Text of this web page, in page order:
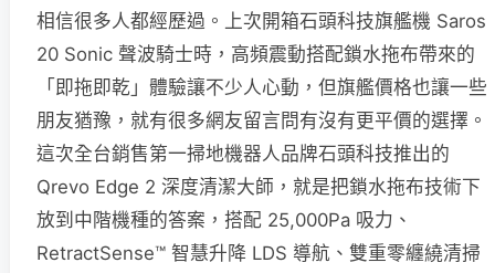
相信很多人都經歷過。上次開箱石頭科技旗艦機 Saros
20 Sonic 聲波騎士時，高頻震動搭配鎖水拖布帶來的
「即拖即乾」體驗讓不少人心動，但旗艦價格也讓一些
朋友猶豫，就有很多網友留言問有沒有更平價的選擇。
這次全台銷售第一掃地機器人品牌石頭科技推出的
Qrevo Edge 2 深度清潔大師，就是把鎖水拖布技術下
放到中階機種的答案，搭配 25,000Pa 吸力、
RetractSense™ 智慧升降 LDS 導航、雙重零纏繞清掃